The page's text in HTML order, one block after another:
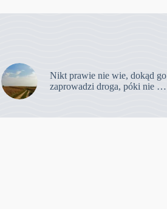
Nikt prawie nie wie, dokąd go
zaprowadzi droga, póki nie …